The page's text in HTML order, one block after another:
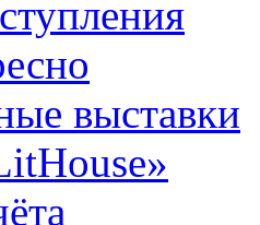
выставки